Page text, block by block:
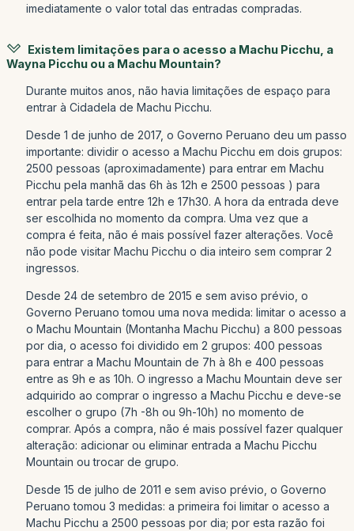
imediatamente o valor total das entradas compradas.
Existem limitações para o acesso a Machu Picchu, a
Wayna Picchu ou a Machu Mountain?
Durante muitos anos, não havia limitações de espaço para
entrar à Cidadela de Machu Picchu.
Desde 1 de junho de 2017, o Governo Peruano deu um passo
importante: dividir o acesso a Machu Picchu em dois grupos:
2500 pessoas (aproximadamente) para entrar em Machu
Picchu pela manhã das 6h às 12h e 2500 pessoas ) para
entrar pela tarde entre 12h e 17h30. A hora da entrada deve
ser escolhida no momento da compra. Uma vez que a
compra é feita, não é mais possível fazer alterações. Você
não pode visitar Machu Picchu o dia inteiro sem comprar 2
ingressos.
Desde 24 de setembro de 2015 e sem aviso prévio, o
Governo Peruano tomou uma nova medida: limitar o acesso a
o Machu Mountain (Montanha Machu Picchu) a 800 pessoas
por dia, o acesso foi dividido em 2 grupos: 400 pessoas
para entrar a Machu Mountain de 7h à 8h e 400 pessoas
entre as 9h e as 10h. O ingresso a Machu Mountain deve ser
adquirido ao comprar o ingresso a Machu Picchu e deve-se
escolher o grupo (7h -8h ou 9h-10h) no momento de
comprar. Após a compra, não é mais possível fazer qualquer
alteração: adicionar ou eliminar entrada a Machu Picchu
Mountain ou trocar de grupo.
Desde 15 de julho de 2011 e sem aviso prévio, o Governo
Peruano tomou 3 medidas: a primeira foi limitar o acesso a
Machu Picchu a 2500 pessoas por dia; por esta razão foi